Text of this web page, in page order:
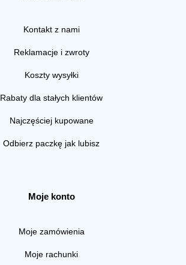
Kontakt z nami
Reklamacje i zwroty
Koszty wysyłki
Rabaty dla stałych klientów
Najczęściej kupowane
Odbierz paczkę jak lubisz
Moje konto
Moje zamówienia
Moje rachunki